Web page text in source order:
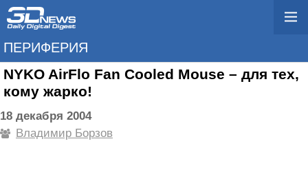
ПЕРИФЕРИЯ
NYKO AirFlo Fan Cooled Mouse – для тех,
кому жарко!
18 декабря 2004
Владимир Борзов